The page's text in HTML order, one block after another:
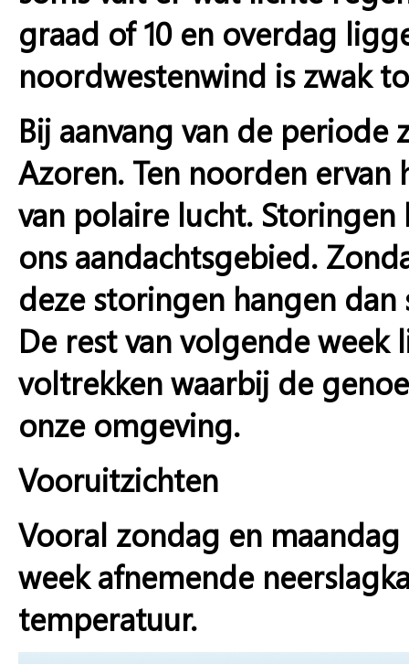
graad of 10 en overdag
noordwestenwind is zwak
Bij aanvang van de
Azoren. Ten noorden
van polaire lucht.
ons aandachtsgebied.
deze storingen hangen
De rest van volgende
voltrekken waarbij de
onze omgeving.
Vooruitzichten
Vooral zondag en
week afnemende
temperatuur.